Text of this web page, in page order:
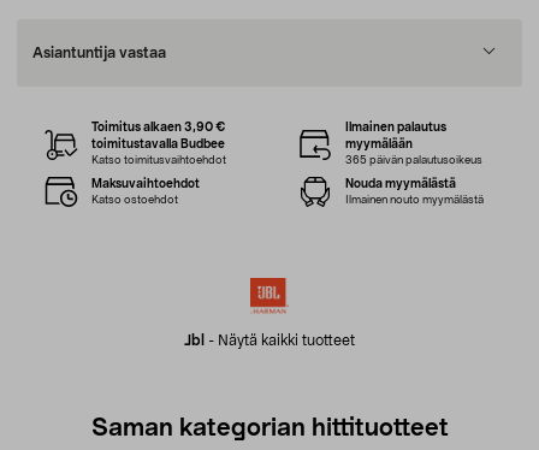
Asiantuntija vastaa
Jbl - Näytä kaikki tuotteet
Toimitus alkaen 3,90 €
toimitustavalla Budbee
Katso toimitusvaihtoehdot
Ilmainen palautus
myymälään
365 päivän palautusoikeus
Maksuvaihtoehdot
Katso ostoehdot
Nouda myymälästä
Ilmainen nouto myymälästä
Saman kategorian hittituotteet